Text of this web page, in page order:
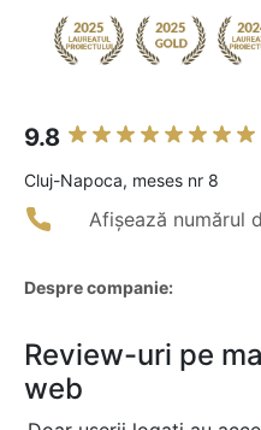
9.8
Cluj-Napoca, meses nr 8
Afișează numărul
Despre companie:
Review-uri pe
web